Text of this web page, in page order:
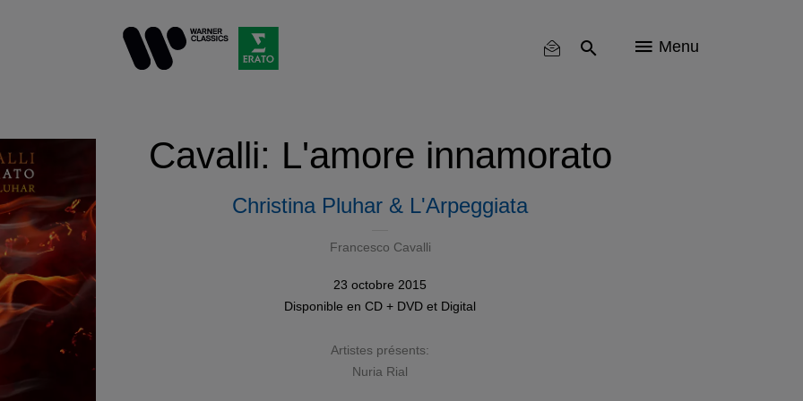
Menu
Cavalli: L'amore innamorato
Christina Pluhar & L'Arpeggiata
Francesco Cavalli
23 octobre 2015
Disponible en CD + DVD et Digital
Artistes présents:
Nuria Rial